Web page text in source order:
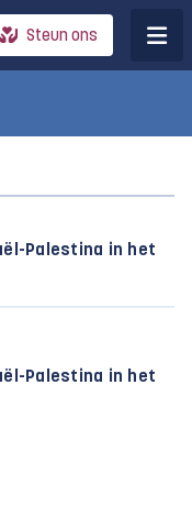
Steun ons
Palestina in het
Palestina in het